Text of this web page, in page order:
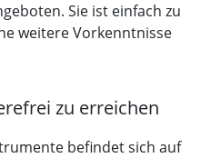
Sie ist einfach zu
weitere Vorkenntnisse
zu erreichen
befindet sich auf